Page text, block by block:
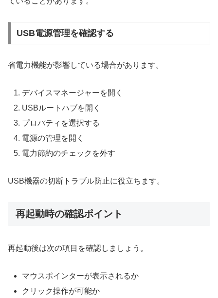
USB電源管理を確認する
省電力機能が影響している場合があります。
デバイスマネージャーを開く
USBルートハブを開く
プロパティを選択する
電源の管理を開く
電力節約のチェックを外す
USB機器の切断トラブル防止に役立ちます。
再起動時の確認ポイント
再起動後は次の項目を確認しましょう。
マウスポインターが表示されるか
クリック操作が可能か